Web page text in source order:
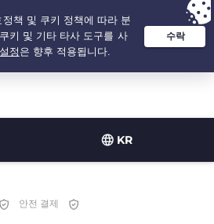
KR
- 2.1666666666667년 $ 2.19 /개월
안전 결제